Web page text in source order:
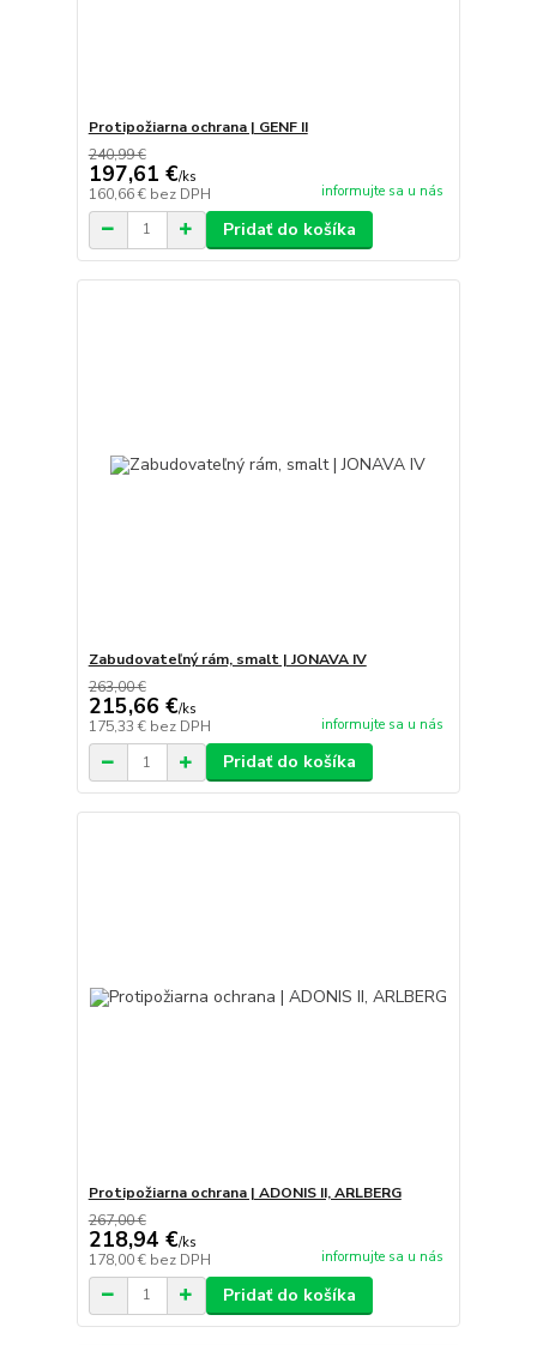
Protipožiarna ochrana | GENF II
240,99 €
197,61 €/ks
160,66 € bez DPH informujte sa u nás
Pridať do košíka
Zabudovateľný rám, smalt | JONAVA IV
263,00 €
215,66 €/ks
175,33 € bez DPH informujte sa u nás
Pridať do košíka
Protipožiarna ochrana | ADONIS II, ARLBERG
267,00 €
218,94 €/ks
178,00 € bez DPH informujte sa u nás
Pridať do košíka